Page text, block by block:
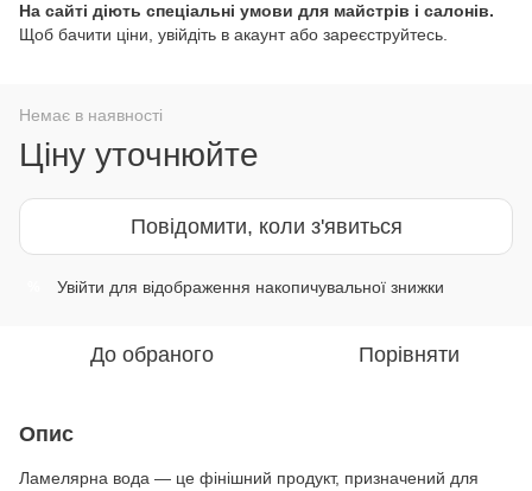
На сайті діють спеціальні умови для майстрів і салонів.
Щоб бачити ціни, увійдіть в акаунт або зареєструйтесь.
Немає в наявності
Ціну уточнюйте
Повідомити, коли з'явиться
Увійти для відображення накопичувальної знижки
До обраного Порівняти
Опис
Ламелярна вода — це фінішний продукт, призначений для